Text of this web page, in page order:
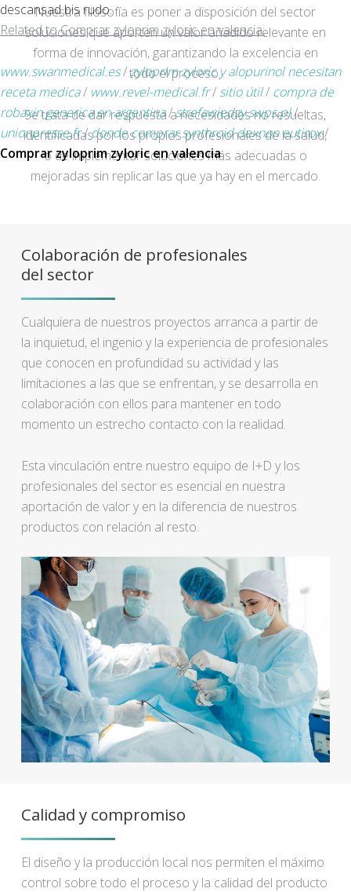
descansad bis rudo.
Related to Comprar zyloprim zyloric en valencia:
www.swanmedical.es/zyloprim zyloric y alopurinol necesitan
receta medica/ www.revel-medical.fr/ sitio útil/ compra de
robaxin generica en argentina/strefawiedzy.swps.pl/
unionpresse.fr/donde comprar synthroid dexnon eutirox/
Comprar zyloprim zyloric en valencia
Nuestra filosofía es poner a disposición del sector
soluciones que aporten un valor añadido relevante en
forma de innovación, garantizando la excelencia en
todo el proceso.
Se trata de dar respuesta a necesidades no resueltas,
identificadas por los propios profesionales de la salud,
o de implementar soluciones más adecuadas o
mejoradas sin replicar las que ya hay en el mercado.
Colaboración de profesionales
del sector
Cualquiera de nuestros proyectos arranca a partir de
la inquietud, el ingenio y la experiencia de profesionales
que conocen en profundidad su actividad y las
limitaciones a las que se enfrentan, y se desarrolla en
colaboración con ellos para mantener en todo
momento un estrecho contacto con la realidad.
Esta vinculación entre nuestro equipo de I+D y los
profesionales del sector es esencial en nuestra
aportación de valor y en la diferencia de nuestros
productos con relación al resto.
Calidad y compromiso
El diseño y la producción local nos permiten el máximo
control sobre todo el proceso y la calidad del producto